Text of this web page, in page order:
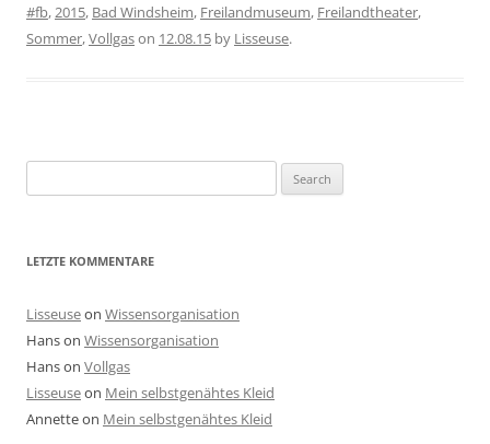
#fb,2015, Bad Windsheim, Freilandmuseum, Freilandtheater,
Sommer,Vollgason 12.08.15 by Lisseuse.
for:
LETZTE KOMMENTARE
Lisseuseon Wissensorganisation
Hanson Wissensorganisation
Hanson Vollgas
Lisseuseon Mein selbstgenähtes Kleid
Annetteon Mein selbstgenähtes Kleid